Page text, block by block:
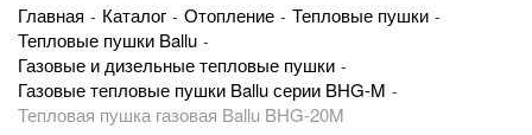
Главная Каталог Отопление
Тепловые пушки
Тепловые пушки Ballu
Газовые и дизельные тепловые пушки
Газовые тепловые пушки Ballu серии BHG-M
Тепловая пушка газовая Ballu BHG-20M